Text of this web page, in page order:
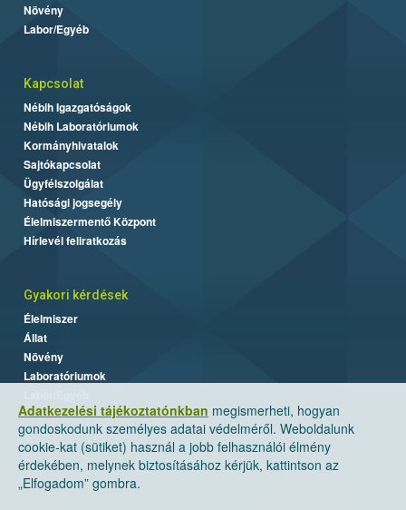
Adatkezelési tájékoztatónkban megismerheti, hogyan
gondoskodunk személyes adatai védelméről. Weboldalunk
cookie-kat (sütiket) használ a jobb felhasználói élmény
érdekében, melynek biztosításához kérjük, kattintson az
„Elfogadom” gombra.
Növény
Labor/Egyéb
Kapcsolat
Nébih Igazgatóságok
Nébih Laboratóriumok
Kormányhivatalok
Sajtókapcsolat
Ügyfélszolgálat
Hatósági jogsegély
Élelmiszermentő Központ
Hírlevél feliratkozás
Gyakori kérdések
Élelmiszer
Állat
Növény
Laboratóriumok